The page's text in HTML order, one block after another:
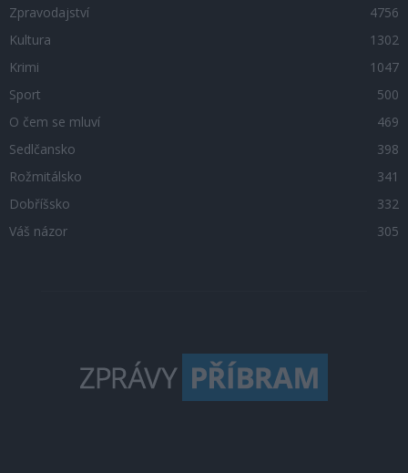
Zpravodajství
4756
Kultura
1302
Krimi
1047
Sport
500
O čem se mluví
469
Sedlčansko
398
Rožmitálsko
341
Dobříšsko
332
Váš názor
305